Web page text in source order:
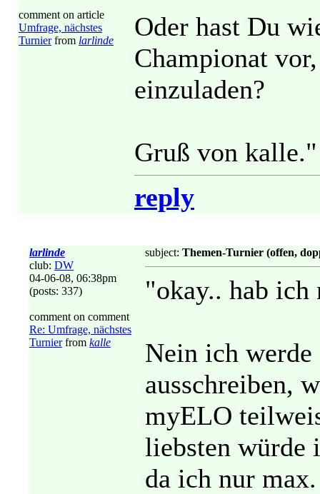
comment on article
Umfrage, nächstes
Turnierfrom larlinde
Oder hast Du
Championat
einzuladen?
Gruß von kalle."
reply
larlinde
club: DW
04-06-08, 06:38pm
(posts: 337)
comment on comment
Re: Umfrage, nächstes
Turnierfrom kalle
subject: Themen-Turnier (offen,
"okay.. hab ich
Nein ich werde
ausschreiben,
myELO
liebsten würde
da ich nur